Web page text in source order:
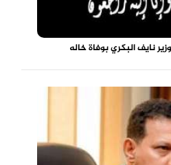
نايف البكري بوفاة خاله